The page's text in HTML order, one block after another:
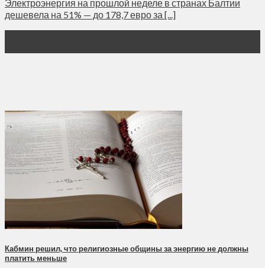
Электроэнергия на прошлой неделе в странах Балтии
дешевела на 51% — до 178,7 евро за [...]
Кабмин решил, что религиозные общины за энергию не должны
платить меньше